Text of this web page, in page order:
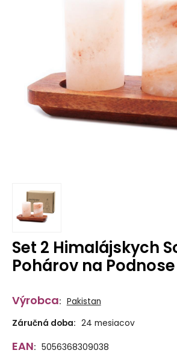
Set 2 Himalájskych
Pohárov na Podnose
Výrobca: Pakistan
Záručná doba: 24 mesiacov
EAN: 5056368309038